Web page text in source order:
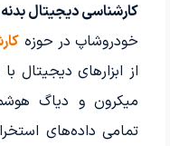
کارشناسی دیجیتال
خودروشاپ در حوزه
میکرون و دیاگ
تمامی داده‌های